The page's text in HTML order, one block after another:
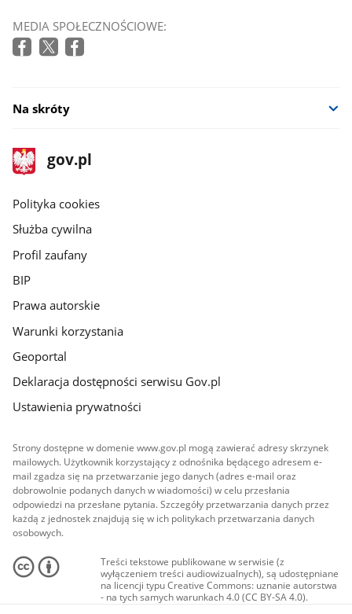
MEDIA SPOŁECZNOŚCIOWE:
Na skróty
stopka
gov.pl
Strona
gov.pl
gov.pl
Polityka cookies
Służba cywilna
Profil zaufany
BIP
Prawa autorskie
Warunki korzystania
Geoportal
Deklaracja dostępności serwisu Gov.pl
Ustawienia prywatności
Strony dostępne w domenie www.gov.pl mogą zawierać adresy skrzynek
mailowych. Użytkownik korzystający z odnośnika będącego adresem e-
mail zgadza się na przetwarzanie jego danych (adres e-mail oraz
dobrowolnie podanych danych w wiadomości) w celu przesłania
odpowiedzi na przesłane pytania. Szczegóły przetwarzania danych przez
każdą z jednostek znajdują się w ich politykach przetwarzania danych
osobowych.
Treści tekstowe publikowane w serwisie (z
wyłączeniem treści audiowizualnych), są udostępniane
na licencji typu Creative Commons: uznanie autorstwa
- na tych samych warunkach 4.0 (CC BY-SA 4.0).
Materiały audiowizualne, w tym zdjęcia, materiały